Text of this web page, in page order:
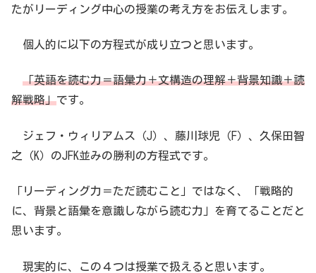
たがリーディング中心の授業の考え方をお伝えします。
個人的に以下の方程式が成り立つと思います。
「英語を読む力＝語彙力＋文構造の理解＋背景知識＋読
解戦略」です。
ジェフ・ウィリアムス（J）、藤川球児（F）、久保田智
之（K）のJFK並みの勝利の方程式です。
「リーディング力＝ただ読むこと」ではなく、「戦略的
に、背景と語彙を意識しながら読む力」を育てることだと
思います。
現実的に、この４つは授業で扱えると思います。